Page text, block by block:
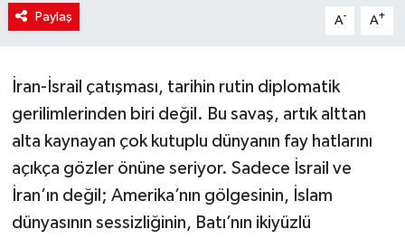
Paylaş A- A+
İran-İsrail çatışması, tarihin rutin diplomatik
gerilimlerinden biri değil. Bu savaş, artık alttan
alta kaynayan çok kutuplu dünyanın fay hatlarını
açıkça gözler önüne seriyor. Sadece İsrail ve
İran’ın değil; Amerika’nın gölgesinin, İslam
dünyasının sessizliğinin, Batı’nın ikiyüzlü